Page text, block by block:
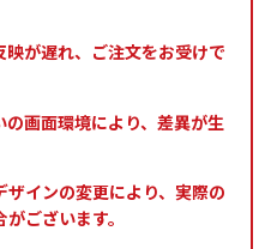
が遅れ、ご注文をお受けで
画面環境により、差異が生
インの変更により、実際の
ございます。